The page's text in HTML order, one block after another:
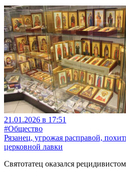
21.01.2026 в 17:51
#Общество
Рязанец, угрожая расправой,
церковной лавки
Святотатец оказался рецидивистом